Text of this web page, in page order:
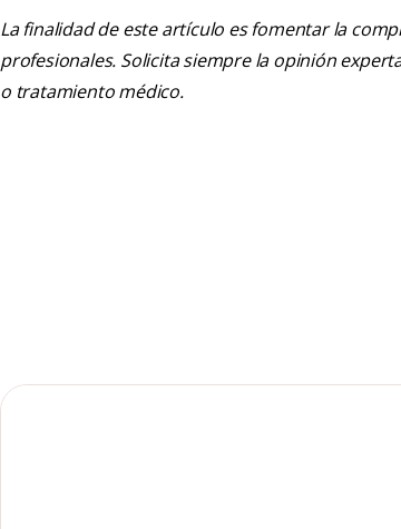
La finalidad de este artículo es fomentar la
profesionales. Solicita siempre la opinión
o tratamiento médico.